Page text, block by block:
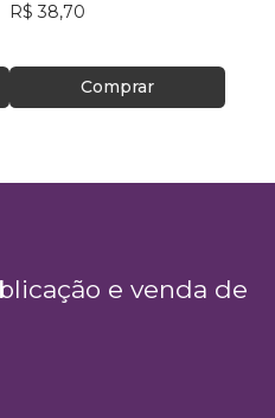
R$ 38,70
Comprar
e venda de